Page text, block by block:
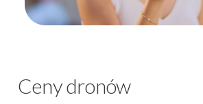
Ceny dronów